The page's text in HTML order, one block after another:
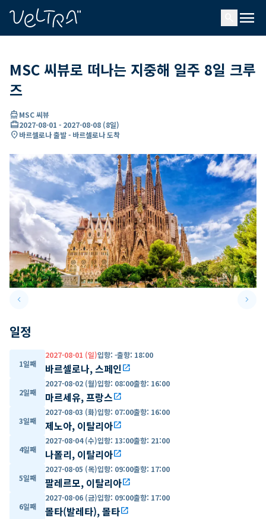
menu
MSC 씨뷰로 떠나는 지중해 일주 8일 크루
즈
directions_boatMSC 씨뷰
card_travel2027-08-01 - 2027-08-08 (8일)
location_on바르셀로나 출발 - 바르셀로나 도착
keyboard_arrow_leftPrevious slide keyboard_arrow_right
일정
1일째
2027-08-01 (일)입항: -출항: 18:00
바르셀로나, 스페인open_in_new
2일째
2027-08-02 (월)입항: 08:00출항: 16:00
마르세유, 프랑스open_in_new
3일째
2027-08-03 (화)입항: 07:00출항: 16:00
제노아, 이탈리아open_in_new
4일째
2027-08-04 (수)입항: 13:00출항: 21:00
나폴리, 이탈리아open_in_new
5일째
2027-08-05 (목)입항: 09:00출항: 17:00
팔레르모, 이탈리아open_in_new
6일째
2027-08-06 (금)입항: 09:00출항: 17:00
몰타(발레타), 몰타open_in_new